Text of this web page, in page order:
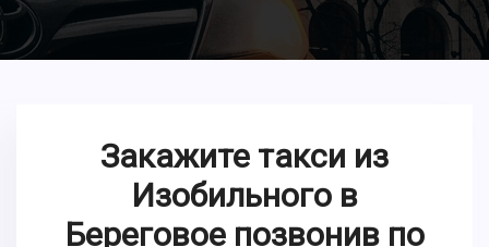
Закажите такси из
Изобильного в
Береговое позвонив по